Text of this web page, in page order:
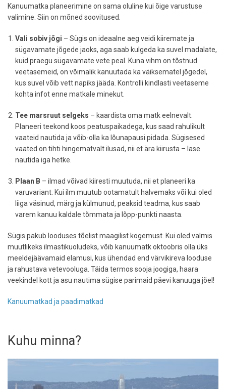
Kanuumatka planeerimine on sama oluline kui õige varustuse
valimine. Siin on mõned soovitused.
Vali sobiv jõgi – Sügis on ideaalne aeg veidi kiiremate ja
sügavamate jõgede jaoks, aga saab kulgeda ka suvel madalate,
kuid praegu sügavamate vete peal. Kuna vihm on tõstnud
veetasemeid, on võimalik kanuutada ka väiksematel jõgedel,
kus suvel võib vett napiks jääda. Kontrolli kindlasti veetaseme
kohta infot enne matkale minekut.
Tee marsruut selgeks – kaardista oma matk eelnevalt.
Planeeri teekond koos peatuspaikadega, kus saad rahulikult
vaateid nautida ja võib-olla ka lõunapausi pidada. Sügisesed
vaated on tihti hingematvalt ilusad, nii et ära kiirusta – lase
nautida iga hetke.
Plaan B – ilmad võivad kiiresti muutuda, nii et planeeri ka
varuvariant. Kui ilm muutub ootamatult halvemaks või kui oled
liiga väsinud, märg ja külmunud, peaksid teadma, kus saab
varem kanuu kaldale tõmmata ja lõpp-punkti naasta.
Sügis pakub looduses tõelist maagilist kogemust. Kui oled valmis
muutlikeks ilmastikuoludeks, võib kanuumatk oktoobris olla üks
meeldejäävamaid elamusi, kus ühendad end värvikireva looduse
ja rahustava vetevooluga. Täida termos sooja joogiga, haara
veekindel kott ja asu nautima sügise parimaid päevi kanuuga jõel!
Kanuumatkad ja paadimatkad
Kuhu minna?